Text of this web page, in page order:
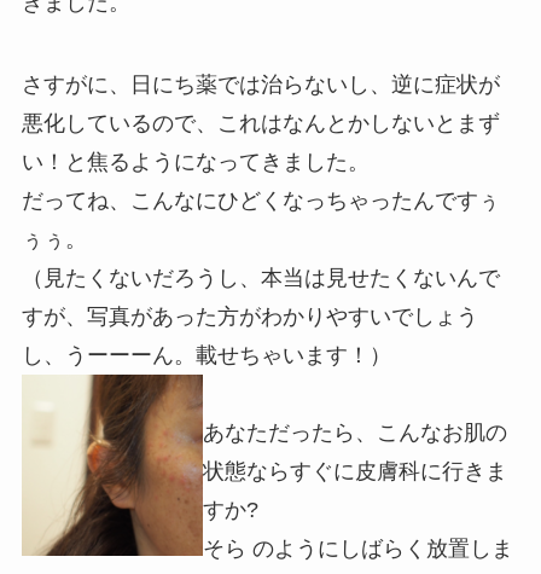
さすがに、日にち薬では治らないし、逆に症状が
悪化しているので、これはなんとかしないとまず
い！と焦るようになってきました。
だってね、こんなにひどくなっちゃったんですぅ
ぅぅ。
（見たくないだろうし、本当は見せたくないんで
すが、写真があった方がわかりやすいでしょう
し、うーーーん。載せちゃいます！）
あなただったら、こんなお肌の
状態ならすぐに皮膚科に行きま
すか?
そら のようにしばらく放置しま